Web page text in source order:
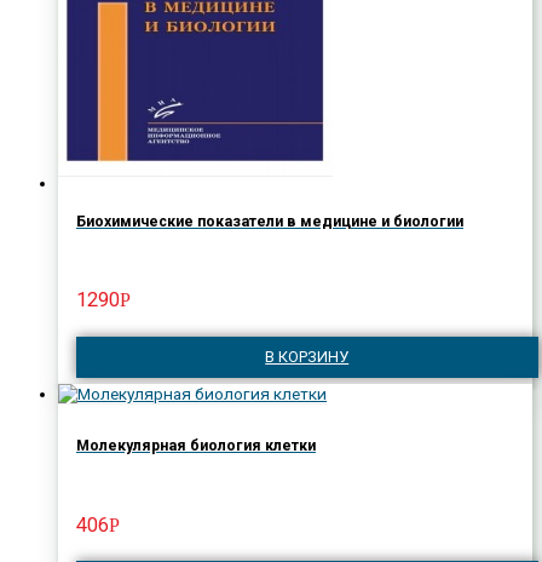
Биохимические показатели в медицине и биологии
1290Р
В КОРЗИНУ
Молекулярная биология клетки
406Р